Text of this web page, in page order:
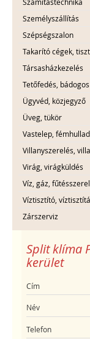
Személyszállítás
Szépségszalon
Takarító cégek,
Társasházkezelés
Tetőfedés, bádogos
Ügyvéd, közjegyző
Üveg, tükör
Vastelep,
Villanyszerelés,
Virág, virágküldés
Víz, gáz,
Víztisztító,
Zárszerviz
Split klíma
kerület
Cím
Név
Telefon